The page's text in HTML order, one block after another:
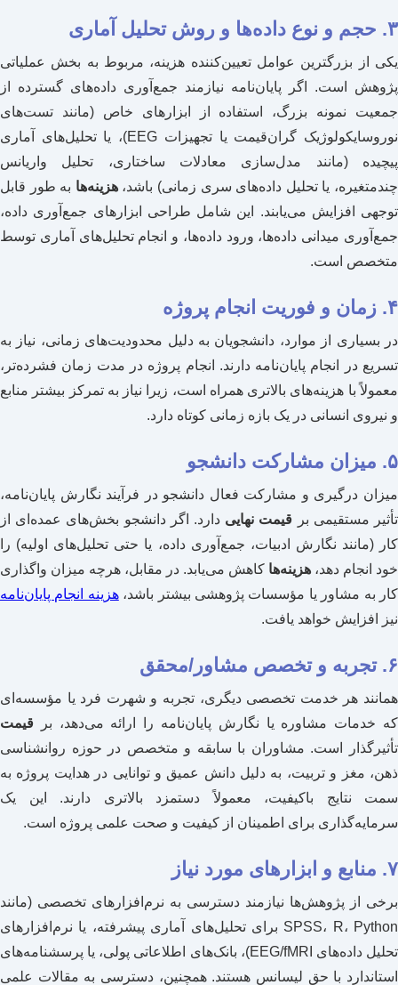
۳. حجم و نوع داده‌ها و روش تحلیل آماری
یکی از بزرگترین عوامل تعیین‌کننده هزینه، مربوط به بخش عملیاتی
پژوهش است. اگر پایان‌نامه نیازمند جمع‌آوری داده‌های گسترده از
جمعیت نمونه بزرگ، استفاده از ابزارهای خاص (مانند تست‌های
نوروسایکولوژیک گران‌قیمت یا تجهیزات EEG)، یا تحلیل‌های آماری
پیچیده (مانند مدل‌سازی معادلات ساختاری، تحلیل واریانس
چندمتغیره، یا تحلیل داده‌های سری زمانی) باشد،هزینه‌ها به طور قابل
توجهی افزایش می‌یابند. این شامل طراحی ابزارهای جمع‌آوری داده،
جمع‌آوری میدانی داده‌ها، ورود داده‌ها، و انجام تحلیل‌های آماری توسط
متخصص است.
۴. زمان و فوریت انجام پروژه
در بسیاری از موارد، دانشجویان به دلیل محدودیت‌های زمانی، نیاز به
تسریع در انجام پایان‌نامه دارند. انجام پروژه در مدت زمان فشرده‌تر،
معمولاً با هزینه‌های بالاتری همراه است، زیرا نیاز به تمرکز بیشتر منابع
و نیروی انسانی در یک بازه زمانی کوتاه دارد.
۵. میزان مشارکت دانشجو
میزان درگیری و مشارکت فعال دانشجو در فرآیند نگارش پایان‌نامه،
تأثیر مستقیمی بر قیمت نهایی دارد. اگر دانشجو بخش‌های عمده‌ای از
کار (مانند نگارش ادبیات، جمع‌آوری داده، یا حتی تحلیل‌های اولیه) را
خود انجام دهد، هزینه‌ها کاهش می‌یابد. در مقابل، هرچه میزان واگذاری
کار به مشاور یا مؤسسات پژوهشی بیشتر باشد،هزینه انجام پایان‌نامه
نیز افزایش خواهد یافت.
۶. تجربه و تخصص مشاور/محقق
همانند هر خدمت تخصصی دیگری، تجربه و شهرت فرد یا مؤسسه‌ای
که خدمات مشاوره یا نگارش پایان‌نامه را ارائه می‌دهد، بر قیمت
تأثیرگذار است. مشاوران با سابقه و متخصص در حوزه روانشناسی
ذهن، مغز و تربیت، به دلیل دانش عمیق و توانایی در هدایت پروژه به
سمت نتایج باکیفیت، معمولاً دستمزد بالاتری دارند. این یک
سرمایه‌گذاری برای اطمینان از کیفیت و صحت علمی پروژه است.
۷. منابع و ابزارهای مورد نیاز
برخی از پژوهش‌ها نیازمند دسترسی به نرم‌افزارهای تخصصی (مانند
SPSS، R، Python برای تحلیل‌های آماری پیشرفته، یا نرم‌افزارهای
تحلیل داده‌های EEG/fMRI)، بانک‌های اطلاعاتی پولی، یا پرسشنامه‌های
استاندارد با حق لیسانس هستند. همچنین، دسترسی به مقالات علمی